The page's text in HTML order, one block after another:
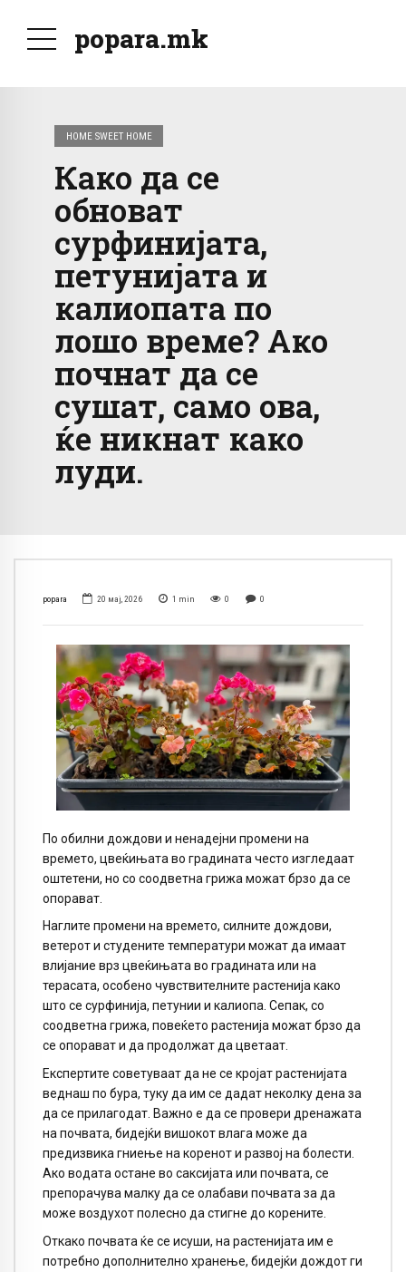
popara.mk
HOME SWEET HOME
Како да се
обноват
сурфинијата,
петунијата и
калиопата по
лошо време? Ако
почнат да се
сушат, само ова,
ќе никнат како
луди.
popara 20 мај, 2026 1 min 0 0
По обилни дождови и ненадејни промени на
времето, цвеќињата во градината често изгледаат
оштетени, но со соодветна грижа можат брзо да се
опорават.
Наглите промени на времето, силните дождови,
ветерот и студените температури можат да имаат
влијание врз цвеќињата во градината или на
терасата, особено чувствителните растенија како
што се сурфинија, петунии и калиопа. Сепак, со
соодветна грижа, повеќето растенија можат брзо да
се опорават и да продолжат да цветаат.
Експертите советуваат да не се кројат растенијата
веднаш по бура, туку да им се дадат неколку дена за
да се прилагодат. Важно е да се провери дренажата
на почвата, бидејќи вишокот влага може да
предизвика гниење на коренот и развој на болести.
Ако водата остане во саксијата или почвата, се
препорачува малку да се олабави почвата за да
може воздухот полесно да стигне до корените.
Откако почвата ќе се исуши, на растенијата им е
потребно дополнително хранење, бидејќи дождот ги